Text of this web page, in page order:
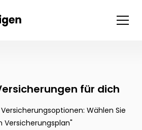
für dich
Wählen Sie
Versicherungsplan"